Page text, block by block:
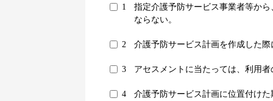
1
指定介護予防サービス事業者等か
ならない。
2 介護予防サービス計画を作成した
3 アセスメントに当たっては、利用
4
介護予防サービス計画に位置付け